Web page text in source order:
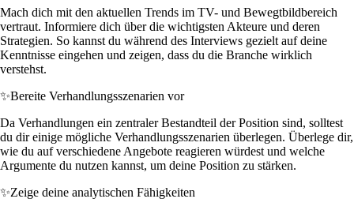
Mach dich mit den aktuellen Trends im TV- und Bewegtbildbereich
vertraut. Informiere dich über die wichtigsten Akteure und deren
Strategien. So kannst du während des Interviews gezielt auf deine
Kenntnisse eingehen und zeigen, dass du die Branche wirklich
verstehst.
✨Bereite Verhandlungsszenarien vor
Da Verhandlungen ein zentraler Bestandteil der Position sind, solltest
du dir einige mögliche Verhandlungsszenarien überlegen. Überlege dir,
wie du auf verschiedene Angebote reagieren würdest und welche
Argumente du nutzen kannst, um deine Position zu stärken.
✨Zeige deine analytischen Fähigkeiten